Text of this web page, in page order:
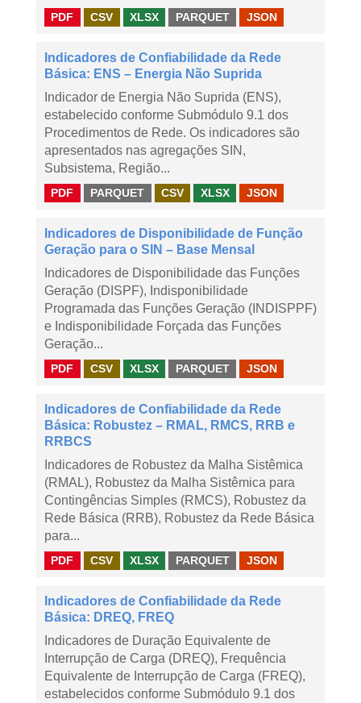
PDF CSV XLSX PARQUET JSON
Indicadores de Confiabilidade da Rede
Básica: ENS – Energia Não Suprida
Indicador de Energia Não Suprida (ENS),
estabelecido conforme Submódulo 9.1 dos
Procedimentos de Rede. Os indicadores são
apresentados nas agregações SIN,
Subsistema, Região...
PDF PARQUET CSV XLSX JSON
Indicadores de Disponibilidade de Função
Geração para o SIN – Base Mensal
Indicadores de Disponibilidade das Funções
Geração (DISPF), Indisponibilidade
Programada das Funções Geração (INDISPPF)
e Indisponibilidade Forçada das Funções
Geração...
PDF CSV XLSX PARQUET JSON
Indicadores de Confiabilidade da Rede
Básica: Robustez – RMAL, RMCS, RRB e
RRBCS
Indicadores de Robustez da Malha Sistêmica
(RMAL), Robustez da Malha Sistêmica para
Contingências Simples (RMCS), Robustez da
Rede Básica (RRB), Robustez da Rede Básica
para...
PDF CSV XLSX PARQUET JSON
Indicadores de Confiabilidade da Rede
Básica: DREQ, FREQ
Indicadores de Duração Equivalente de
Interrupção de Carga (DREQ), Frequência
Equivalente de Interrupção de Carga (FREQ),
estabelecidos conforme Submódulo 9.1 dos